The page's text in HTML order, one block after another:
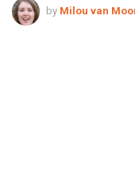
by Milou van